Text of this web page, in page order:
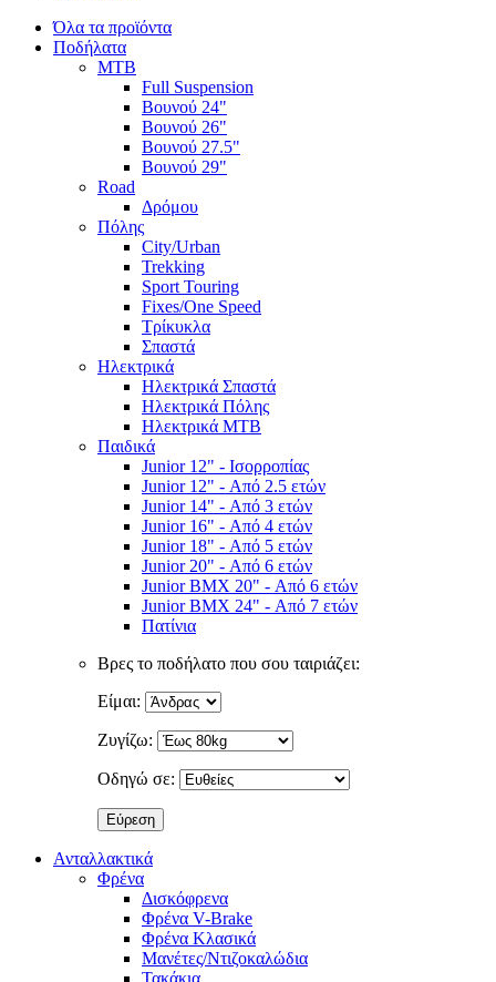
Όλα τα προϊόντα
Ποδήλατα
MTB
Full Suspension
Βουνού 24"
Βουνού 26"
Βουνού 27.5"
Βουνού 29"
Road
Δρόμου
Πόλης
City/Urban
Trekking
Sport Touring
Fixes/One Speed
Τρίκυκλα
Σπαστά
Ηλεκτρικά
Ηλεκτρικά Σπαστά
Ηλεκτρικά Πόλης
Ηλεκτρικά MTB
Παιδικά
Junior 12" - Ισορροπίας
Junior 12" - Από 2.5 ετών
Junior 14" - Από 3 ετών
Junior 16" - Από 4 ετών
Junior 18" - Από 5 ετών
Junior 20" - Από 6 ετών
Junior BMX 20" - Από 6 ετών
Junior BMX 24" - Από 7 ετών
Πατίνια
Βρες το ποδήλατο που σου ταιριάζει:
Είμαι:
Ζυγίζω:
Οδηγώ σε:
Ανταλλακτικά
Φρένα
Δισκόφρενα
Φρένα V-Brake
Φρένα Κλασικά
Μανέτες/Ντιζοκαλώδια
Τακάκια